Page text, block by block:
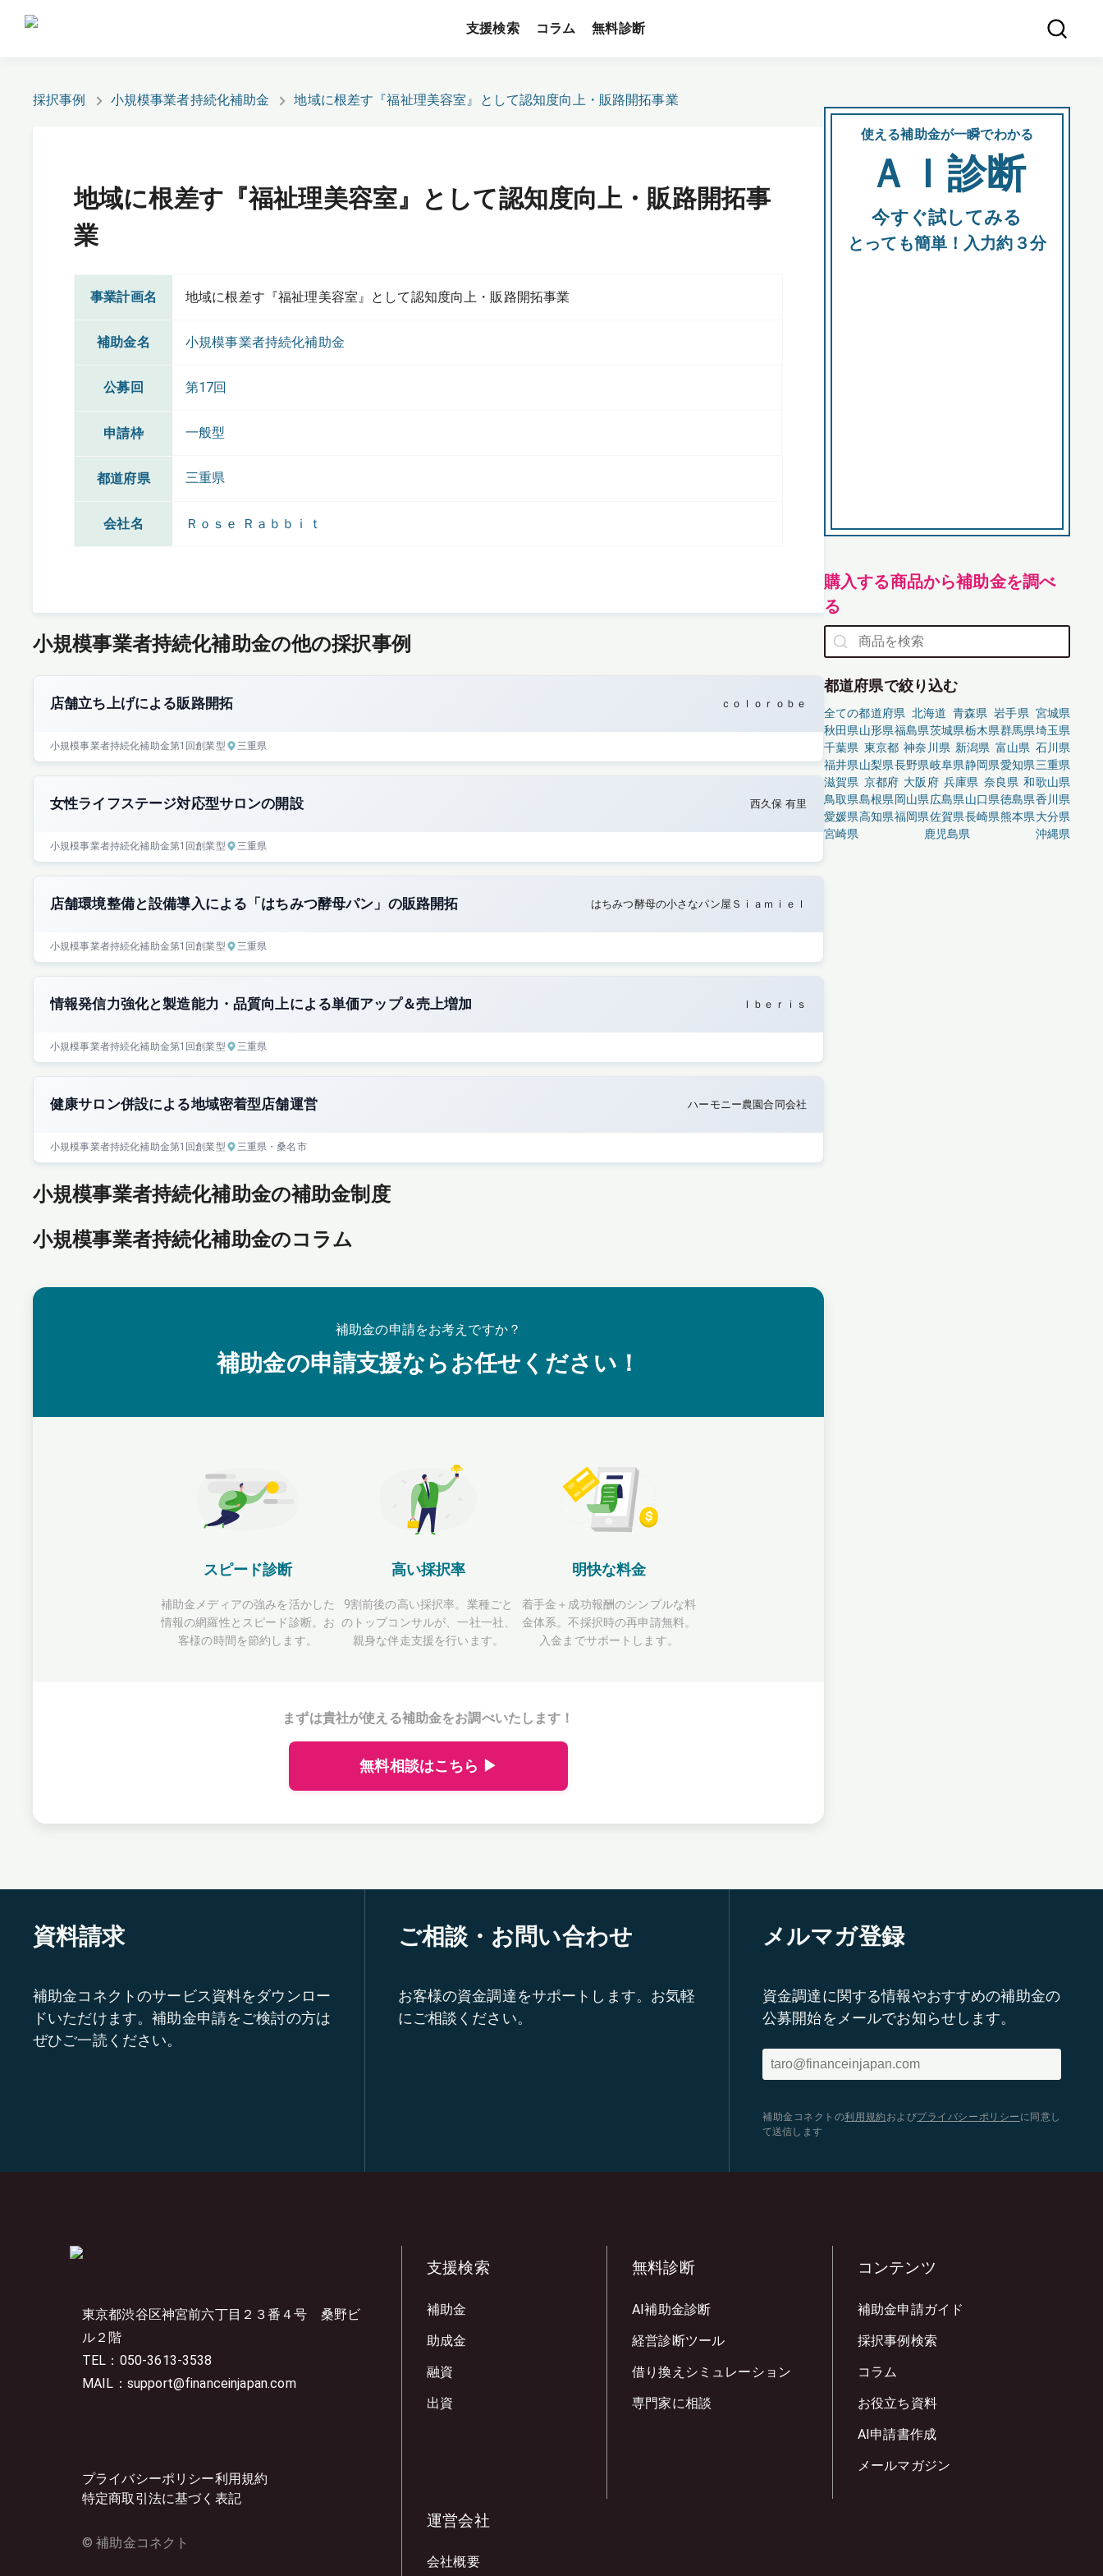
支援検索 コラム 無料診断
採択事例 小規模事業者持続化補助金 地域に根差す『福祉理美容室』として認知度向上・販路開拓事業
地域に根差す『福祉理美容室』として認知度向上・販路開拓事
業
事業計画名 地域に根差す『福祉理美容室』として認知度向上・販路開拓事業
補助金名 小規模事業者持続化補助金
公募回 第17回
申請枠 一般型
都道府県 三重県
会社名 Ｒｏｓｅ Ｒａｂｂｉｔ
小規模事業者持続化補助金の他の採択事例
店舗立ち上げによる販路開拓 ｃｏｌｏｒｏｂｅ
小規模事業者持続化補助金第1回創業型 三重県
女性ライフステージ対応型サロンの開設 西久保 有里
小規模事業者持続化補助金第1回創業型 三重県
店舗環境整備と設備導入による「はちみつ酵母パン」の販路開拓 はちみつ酵母の小さなパン屋Ｓｉａｍｉｅｌ
小規模事業者持続化補助金第1回創業型 三重県
情報発信力強化と製造能力・品質向上による単価アップ＆売上増加 Ｉｂｅｒｉｓ
小規模事業者持続化補助金第1回創業型 三重県
健康サロン併設による地域密着型店舗運営 ハーモニー農園合同会社
小規模事業者持続化補助金第1回創業型 三重県 ・桑名市
小規模事業者持続化補助金の補助金制度
小規模事業者持続化補助金のコラム
補助金の申請をお考えですか？
補助金の申請支援ならお任せください！
スピード診断
補助金メディアの強みを活かした
情報の網羅性とスピード診断。お
客様の時間を節約します。
高い採択率
9割前後の高い採択率。業種ごと
のトップコンサルが、一社一社、
親身な伴走支援を行います。
明快な料金
着手金＋成功報酬のシンプルな料
金体系。不採択時の再申請無料。
入金までサポートします。
まずは貴社が使える補助金をお調べいたします！
無料相談はこちら ▶
使える補助金が一瞬でわかる
ＡＩ診断
今すぐ試してみる
とっても簡単！入力約３分
購入する商品から補助金を調べ
る
都道府県で絞り込む
全ての都道府県 北海道 青森県 岩手県 宮城県
秋田県山形県福島県茨城県栃木県群馬県埼玉県
千葉県 東京都 神奈川県 新潟県 富山県 石川県
福井県山梨県長野県岐阜県静岡県愛知県三重県
滋賀県 京都府 大阪府 兵庫県 奈良県 和歌山県
鳥取県島根県岡山県広島県山口県徳島県香川県
愛媛県高知県福岡県佐賀県長崎県熊本県大分県
宮崎県
鹿児島県 沖縄県
資料請求
補助金コネクトのサービス資料をダウンロー
ドいただけます。補助金申請をご検討の方は
ぜひご一読ください。
ご相談・お問い合わせ
お客様の資金調達をサポートします。お気軽
にご相談ください。
メルマガ登録
資金調達に関する情報やおすすめの補助金の
公募開始をメールでお知らせします。
補助金コネクトの利用規約 およびプライバシーポリシー に同意し
て送信します
東京都渋谷区神宮前六丁目２３番４号 桑野ビ
ル２階
TEL：050-3613-3538
MAIL：support@financeinjapan.com
プライバシーポリシー利用規約
特定商取引法に基づく表記
© 補助金コネクト
支援検索
補助金
助成金
融資
出資
無料診断
AI補助金診断
経営診断ツール
借り換えシミュレーション
専門家に相談
コンテンツ
補助金申請ガイド
採択事例検索
コラム
お役立ち資料
AI申請書作成
メールマガジン
運営会社
会社概要